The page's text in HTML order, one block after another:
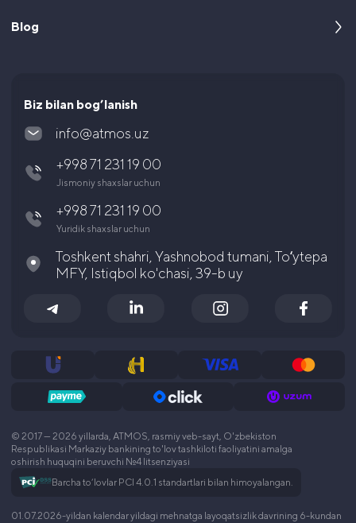
Kompaniya haqida
Ko’p uchraydigan savollar
Yuridik hujjatlar
Aksiyador va investorlarga
Blog
Biz bilan bog’lanish
info@atmos.uz
+998 71 231 19 00
Jismoniy shaxslar uchun
+998 71 231 19 00
Yuridik shaxslar uchun
Toshkent shahri, Yashnobod tumani, Toʻytepa
MFY, Istiqbol ko'chasi, 39-b uy
© 2017 — 2026 yillarda, ATMOS, rasmiy veb-sayt, O'zbekiston
Respublikasi Markaziy bankining to'lov tashkiloti faoliyatini amalga
oshirish huquqini beruvchi №4 litsenziyasi
Barcha to‘lovlar PCI 4.0.1 standartlari bilan himoyalangan.
01.07.2026-yildan kalendar yildagi mehnatga layoqatsizlik davrining 6-kundan